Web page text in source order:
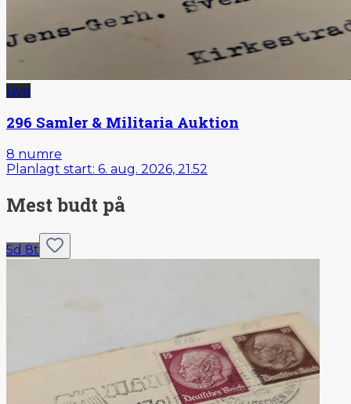
Live
296 Samler & Militaria Auktion
8 numre
Planlagt start: 6. aug. 2026, 21.52
Mest budt på
5d 8t